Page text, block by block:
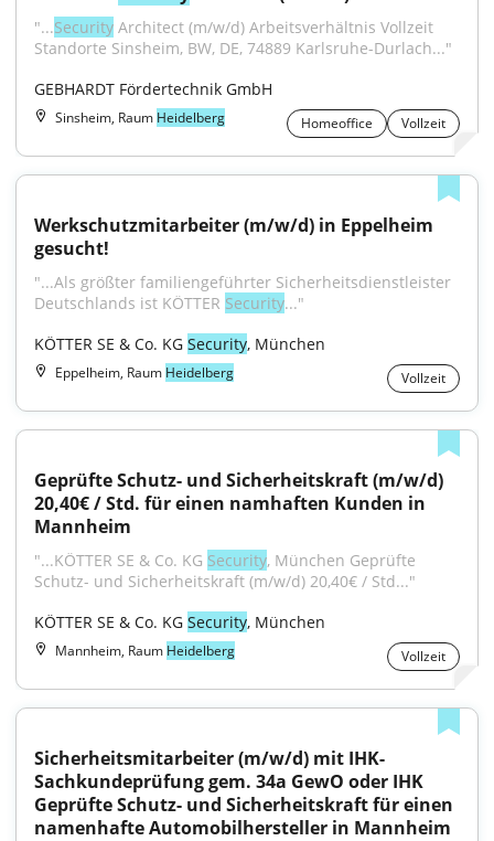
"...Security Architect (m/w/d) Arbeitsverhältnis Vollzeit
Standorte Sinsheim, BW, DE, 74889 Karlsruhe-Durlach..."
GEBHARDT Fördertechnik GmbH
Sinsheim, Raum Heidelberg Homeoffice Vollzeit
Werkschutzmitarbeiter (m/w/d) in Eppelheim
gesucht!
"...Als größter familiengeführter Sicherheitsdienstleister
Deutschlands ist KÖTTER Security..."
KÖTTER SE & Co. KG Security, München
Eppelheim, Raum Heidelberg Vollzeit
Geprüfte Schutz- und Sicherheitskraft (m/w/d)
20,40€ / Std. für einen namhaften Kunden in
Mannheim
"...KÖTTER SE & Co. KG Security, München Geprüfte
Schutz- und Sicherheitskraft (m/w/d) 20,40€ / Std..."
KÖTTER SE & Co. KG Security, München
Mannheim, Raum Heidelberg Vollzeit
Sicherheitsmitarbeiter (m/w/d) mit IHK-
Sachkundeprüfung gem. 34a GewO oder IHK
Geprüfte Schutz- und Sicherheitskraft für einen
namenhafte Automobilhersteller in Mannheim